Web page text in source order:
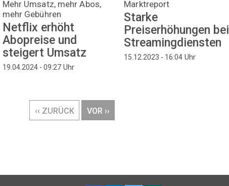
Mehr Umsatz, mehr Abos,
mehr Gebühren
Netflix erhöht
Abopreise und
steigert Umsatz
19.04.2024 - 09:27Uhr
Marktreport
Starke
Preiserhöhungen bei
Streamingdiensten
15.12.2023 - 16:04 Uhr
VORHERIGE
SEITE
‹‹ ZURÜCK
NÄCHSTE
SEITE
VOR ››